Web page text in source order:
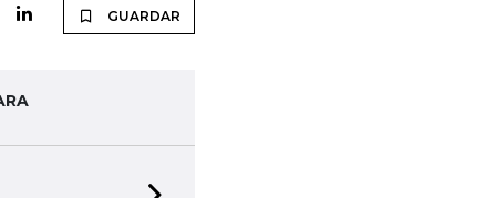
GUARDAR